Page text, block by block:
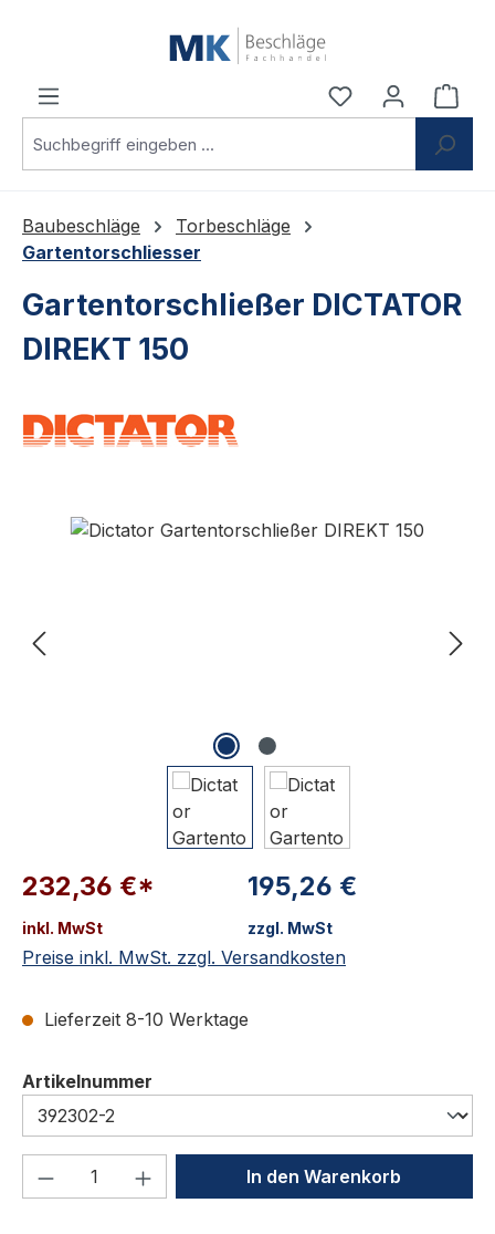
Du hast 0
Baubeschläge
Torbeschläge
Gartentorschliesser
Gartentorschließer DICTATOR
DIREKT 150
232,36 €*
inkl. MwSt
195,26 €
zzgl. MwSt
Preise inkl. MwSt. zzgl. Versandkosten
Lieferzeit 8-10 Werktage
Artikelnummer
Produkt Anzahl: Gib denIn den Warenkorb